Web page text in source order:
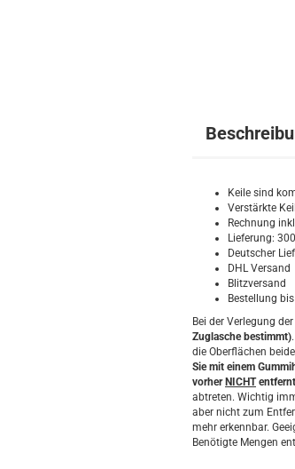
Keile sind
Verstärkte
Rechnung
Lieferung:
Deutscher
DHL Versand
Blitzversand
Bestellung
Bei der Verlegung
Zuglasche bestimmt)
die Oberflächen
Sie mit einem
vorher NICHT
abtreten. Wichtig
aber nicht zum
mehr erkennbar.
Benötigte Mengen